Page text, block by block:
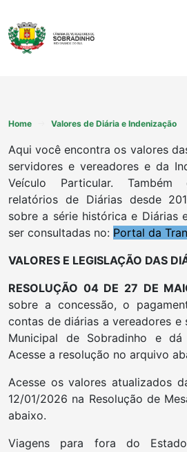
Home Valores de Diária e Indenização
Aqui você encontra os valores
servidores e vereadores e da
Veículo Particular. Também
relatórios de Diárias desde
sobre a série histórica e Diárias
ser consultadas no: Portal da
VALORES E LEGISLAÇÃO DAS
RESOLUÇÃO 04 DE 27 DE
sobre a concessão, o
contas de diárias a vereadores e
Municipal de Sobradinho e dá
Acesse a resolução no arquivo
Acesse os valores atualizados
12/01/2026 na Resolução de
abaixo.
Viagens para fora do